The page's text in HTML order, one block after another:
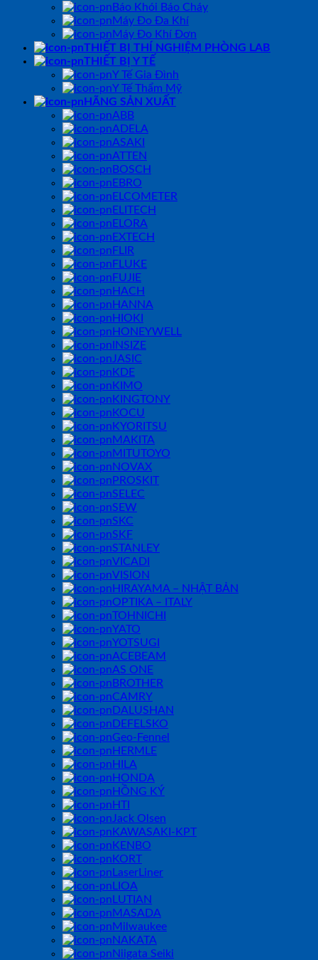
Báo Khói Báo Cháy
Máy Đo Đa Khí
Máy Đo Khí Đơn
THIẾT BỊ THÍ NGHIỆM PHÒNG LAB
THIẾT BỊ Y TẾ
Y Tế Gia Đình
Y Tế Thẩm Mỹ
HÃNG SẢN XUẤT
ABB
ADELA
ASAKI
ATTEN
BOSCH
EBRO
ELCOMETER
ELITECH
ELORA
EXTECH
FLIR
FLUKE
FUJIE
HACH
HANNA
HIOKI
HONEYWELL
INSIZE
JASIC
KDE
KIMO
KINGTONY
KOCU
KYORITSU
MAKITA
MITUTOYO
NOVAX
PROSKIT
SELEC
SEW
SKC
SKF
STANLEY
VICADI
VISION
HIRAYAMA – NHẬT BẢN
OPTIKA – ITALY
TOHNICHI
YATO
YOTSUGI
ACEBEAM
AS ONE
BROTHER
CAMRY
DALUSHAN
DEFELSKO
Geo-Fennel
HERMLE
HILA
HONDA
HỒNG KÝ
HTI
Jack Olsen
KAWASAKI-KPT
KENBO
KORT
LaserLiner
LIOA
LUTIAN
MASADA
Milwaukee
NAKATA
Niigata Seiki